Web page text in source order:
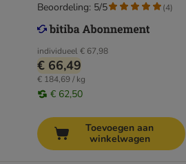
individueel€ 67,98
€ 66,49
€ 184,69 / kg
€ 62,50
Beoordeling: 5/5 (4)
Toevoegen aan
winkelwagen